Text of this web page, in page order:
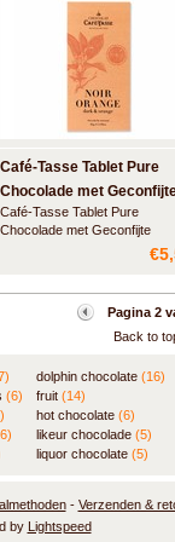
Café-Tasse Tablet Pure
Chocolade met
Sinaasstukjes
Café-Tasse Tablet Pure
Chocolade met Geconfijte
Spaanse Sinaasstukjes. Noir
Pagina 2
Back to
(6)
dolphin chocolate (16)
fruit (14)
hot chocolate (6)
likeur chocolade (5)
liquor chocolate (5)
- Verzenden &
by Lightspeed